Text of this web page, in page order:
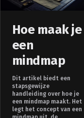
Hoe maak je
een
mindmap
Dit artikel biedt een
stapsgewijze
handleiding over hoe je
een mindmap maakt. Het
legt het concept van een